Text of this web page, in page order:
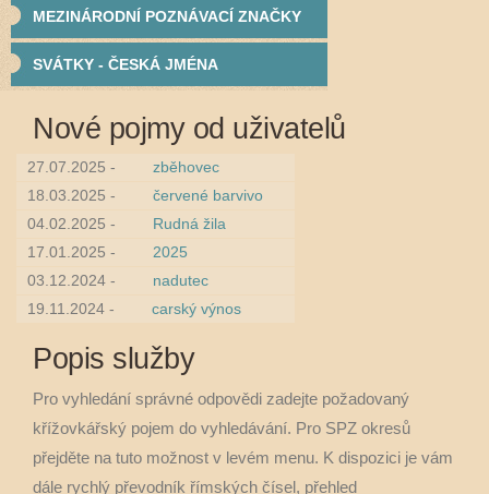
MEZINÁRODNÍ POZNÁVACÍ ZNAČKY
SVÁTKY - ČESKÁ JMÉNA
Nové pojmy od uživatelů
27.07.2025 -
zběhovec
18.03.2025 -
červené barvivo
04.02.2025 -
Rudná žila
17.01.2025 -
2025
03.12.2024 -
nadutec
19.11.2024 -
carský výnos
Popis služby
Pro vyhledání správné odpovědi zadejte požadovaný
křížovkářský pojem do vyhledávání. Pro SPZ okresů
přejděte na tuto možnost v levém menu. K dispozici je vám
dále rychlý převodník římských čísel, přehled